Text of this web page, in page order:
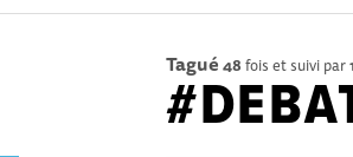
Tagué 48 fois et suivi par1